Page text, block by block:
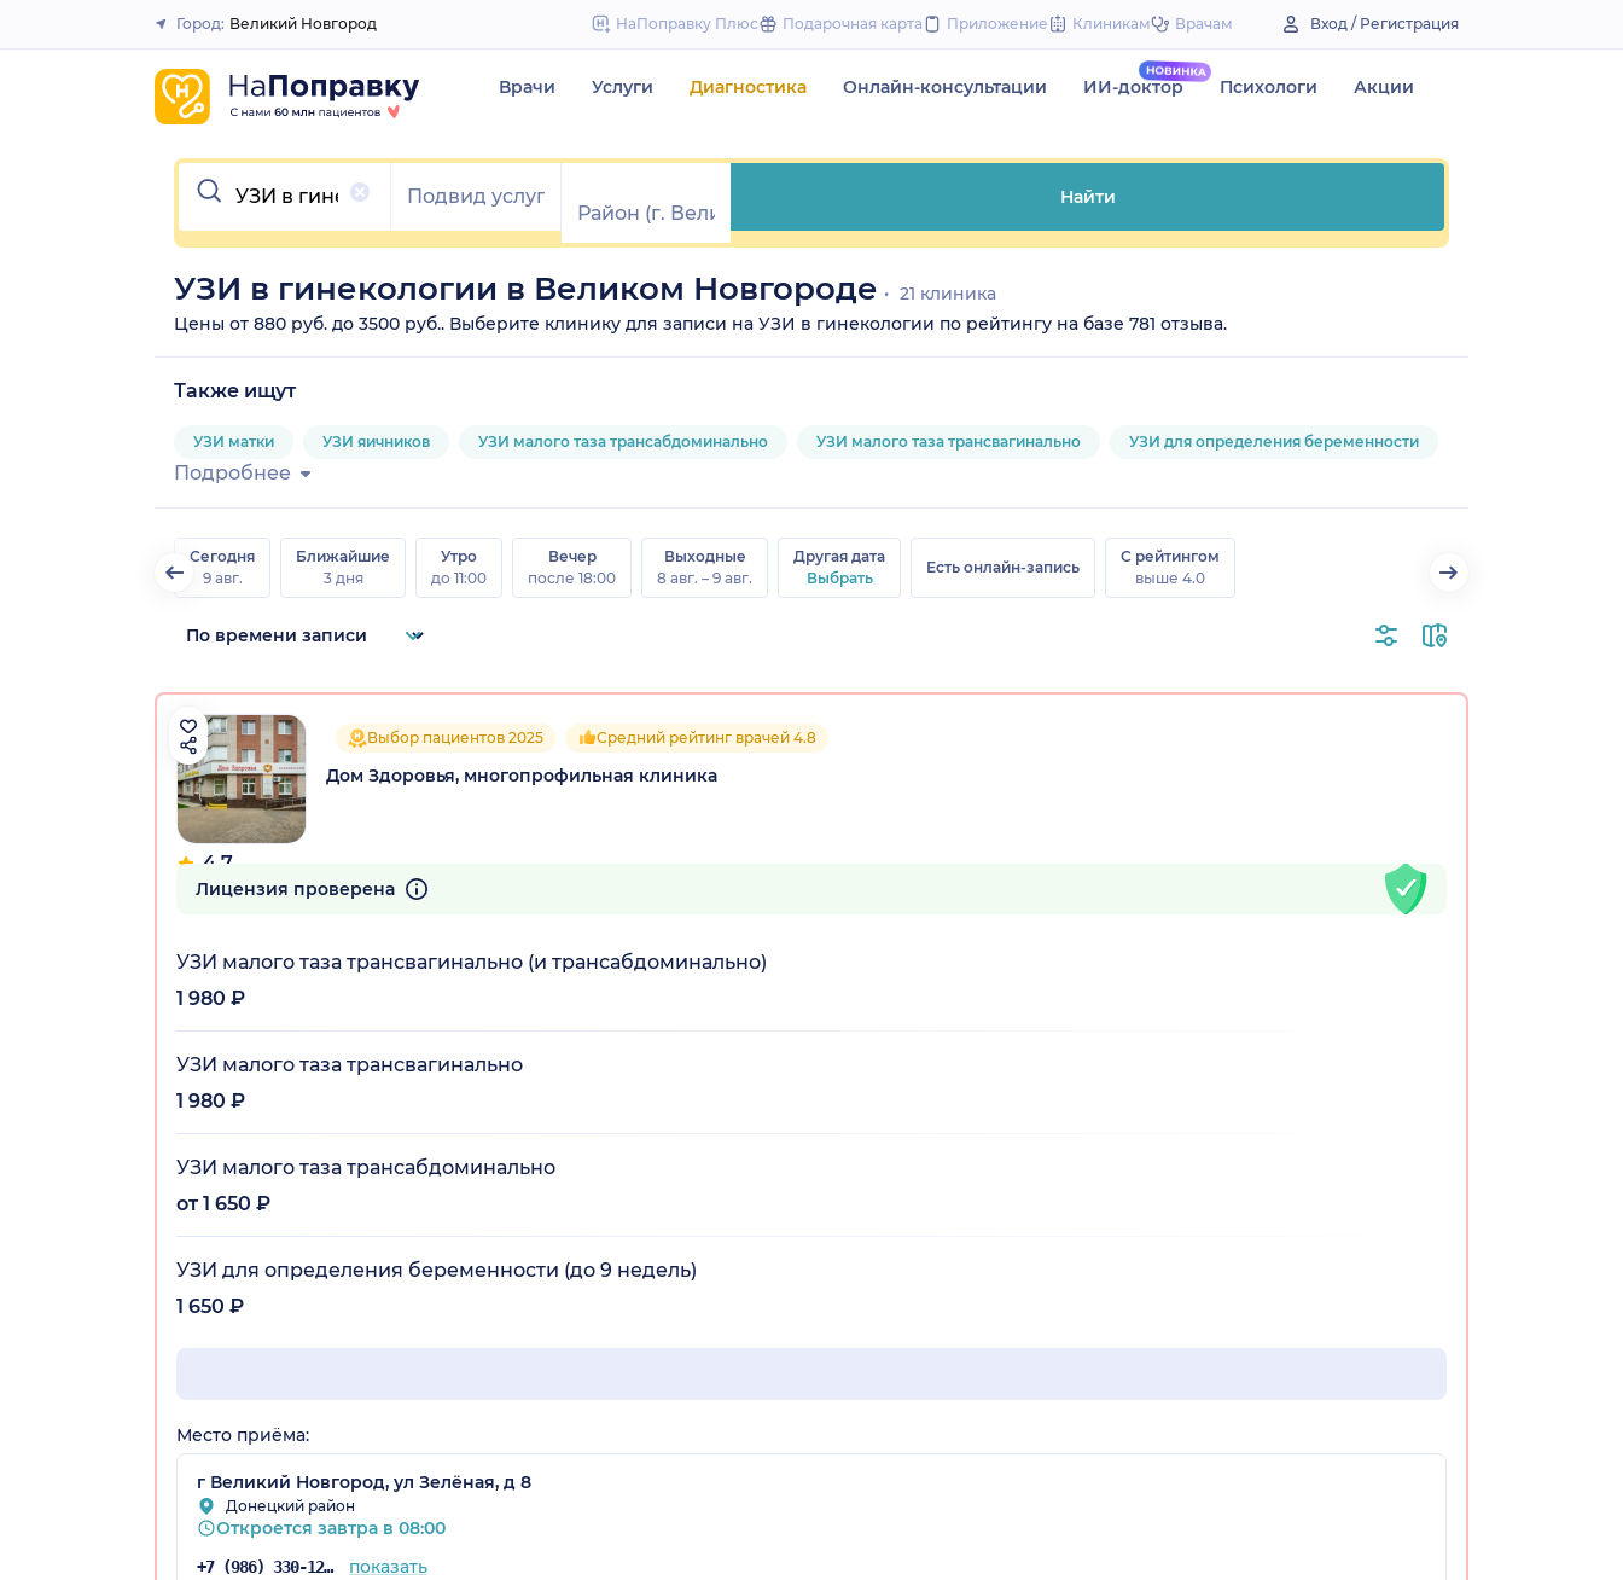
to
Закрыть
Город: Великий Новгород НаПоправку Плюс Подарочная карта Приложение Клиникам Врачам Вход / Регистрация
Врачи Услуги Диагностика Онлайн-консультации ИИ-доктор Психологи Акции
Очистить
Найти
УЗИ в гинекологии в Великом Новгороде
21 клиника
Цены от 880 руб. до 3500 руб.. Выберите клинику для записи на УЗИ в гинекологии по рейтингу на базе 781 отзыва.
Также ищут
УЗИ матки УЗИ яичников УЗИ малого таза трансабдоминально УЗИ малого таза трансвагинально УЗИ для определения беременности
Подробнее
Сегодня
9 авг.
Ближайшие
3 дня
Утро
до 11:00
Вечер
после 18:00
Выходные
8 авг. – 9 авг.
Другая дата
Выбрать
Есть онлайн-запись
С рейтингом
выше 4.0
4.7
106 отзывов
Выбор пациентов 2025 Средний рейтинг врачей 4.8
Дом Здоровья, многопрофильная клиника
Лицензия проверена
УЗИ малого таза трансвагинально (и трансабдоминально)
1 980 ₽
УЗИ малого таза трансвагинально
1 980 ₽
УЗИ малого таза трансабдоминально
от 1 650 ₽
УЗИ для определения беременности (до 9 недель)
1 650 ₽
Место приёма:
г Великий Новгород, ул Зелёная, д 8
Донецкий район
Откроется завтра в 08:00
+7 (986) 330-12-64 показать